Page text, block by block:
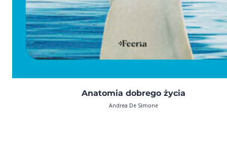
Anatomia dobrego życia
Andrea De Simone